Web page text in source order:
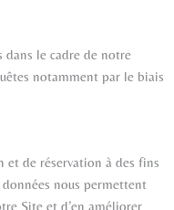
dans le cadre de notre
notamment par le biais
et de réservation à des fins
nous permettent
Site et d’en améliorer